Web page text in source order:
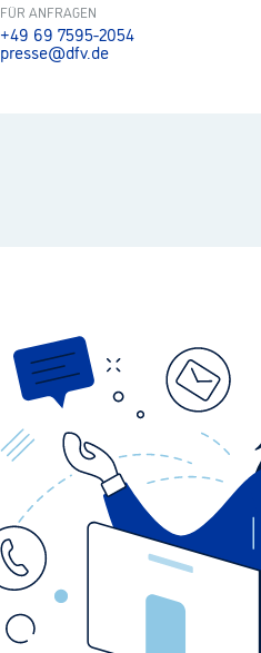
FÜR ANFRAGEN
+49 69 7595-2054
presse@dfv.de